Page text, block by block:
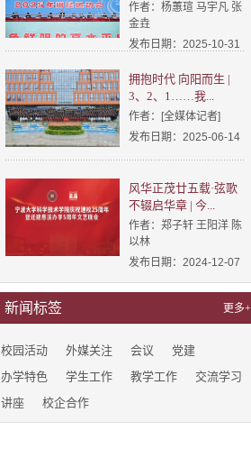
作者：杨蕙瑄 马宇凡 张
金垚
发布日期：2025-10-31
拥抱时代 向阳而生 |
3、2、1……我...
作者：[全媒体记者]
发布日期：2025-06-14
风华正茂廿五载·弦歌
不辍启华章 | 今...
作者：郑子轩 王阳洋 陈
以林
发布日期：2024-12-07
新闻标签 更多+
校园活动 外媒关注 会议
党建
办学特色
学生工作 教学工作
交流学习
讲座
校企合作